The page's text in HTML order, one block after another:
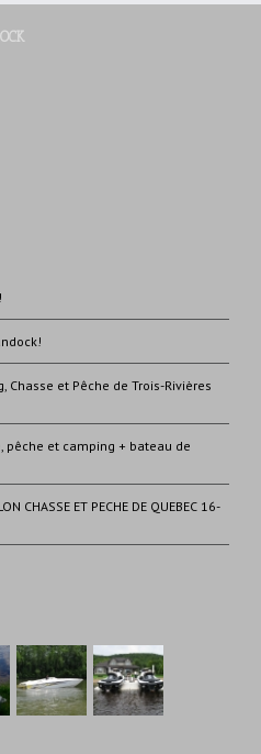
Chasse et Pêche de Trois-Rivières
pêche et camping + bateau de
CHASSE ET PECHE DE QUEBEC 16-